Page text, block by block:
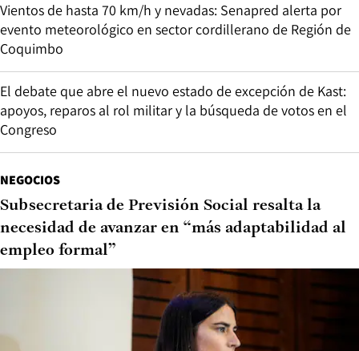
Vientos de hasta 70 km/h y nevadas: Senapred alerta por
evento meteorológico en sector cordillerano de Región de
Coquimbo
El debate que abre el nuevo estado de excepción de Kast:
apoyos, reparos al rol militar y la búsqueda de votos en el
Congreso
NEGOCIOS
Subsecretaria de Previsión Social resalta la
necesidad de avanzar en “más adaptabilidad al
empleo formal”